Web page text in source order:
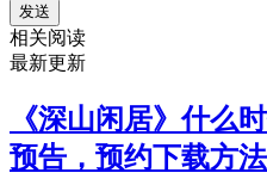
发送
相关阅读
最新更新
《深山闲居》什么
预告，预约下载方